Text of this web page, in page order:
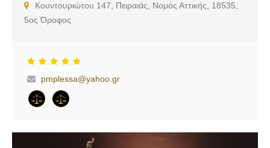
Κουντουριώτου 147, Πειραιάς, Νομός Αττικής, 18535,
5ος Όροφος
pmplessa@yahoo.gr